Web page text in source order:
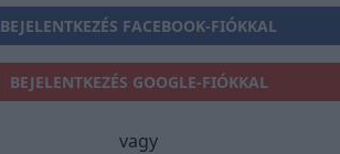
BEJELENTKEZÉS FACEBOOK-FIÓKKAL
BEJELENTKEZÉS GOOGLE-FIÓKKAL
vagy